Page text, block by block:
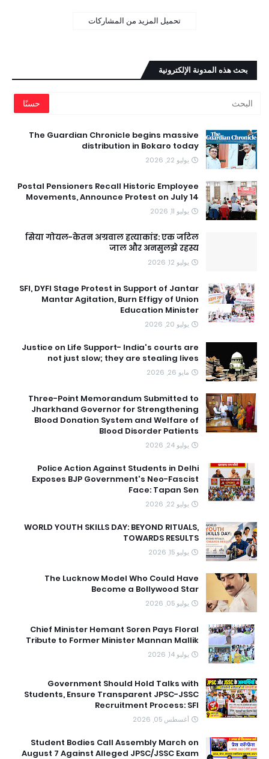
تحميل المزيد من المشاركات
بحث هذه المدونة الإلكترونية
The Guardian Chronicle begins massive
distribution in Bokaro today
يوليو 22, 2026
Postal Pensioners Recall Historic Employee
Movements, Announce Protest on July 14
يوليو 11, 2026
सिया गोयल-केतन अग्रवाल हत्याकांड: एक जटिल
जाल और अनसुलझे रहस्य
يوليو 12, 2026
SFI, DYFI Stage Protest in Support of Jantar
Mantar Agitation, Burn Effigy of Union
Education Minister
يوليو 20, 2026
Justice on Life Support- India's courts are
not just slow; they are stealing lives
مايو 26, 2026
Three-Point Memorandum Submitted to
Jharkhand Governor for Strengthening
Blood Donation System and Welfare of
Blood Disorder Patients
يوليو 24, 2026
Police Action Against Students in Delhi
Exposes BJP Government's Neo-Fascist
Face: Tapan Sen
يوليو 22, 2026
WORLD YOUTH SKILLS DAY: BEYOND RITUALS,
TOWARDS RESULTS
يوليو 15, 2026
The Lucknow Model Who Could Have
Become a Bollywood Star
يوليو 05, 2026
Chief Minister Hemant Soren Pays Floral
Tribute to Former Minister Mannan Mallik
يوليو 14, 2026
Government Should Hold Talks with
Students, Ensure Transparent JPSC-JSSC
Recruitment Process: SFI
أغسطس 05, 2026
Student Bodies Call Assembly March on
August 7 Against Alleged JPSC/JSSC Exam